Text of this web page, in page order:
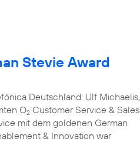
Stevie Award
Deutschland: Ulf Michaelis,
O2 Customer Service & Sales
mit dem goldenen German
& Innovation war